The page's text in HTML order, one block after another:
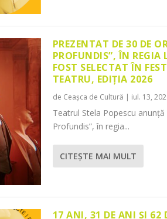
PREZENTAT DE 30 DE
PROFUNDIS”, ÎN
FOST SELECTAT ÎN
TEATRU, EDIȚIA 2026
de Ceașca de Cultură | iul. 13,
Teatrul Stela Popescu
Profundis”, în regia...
CITEŞTE MAI MULT
17 ANI, 31 DE ANI ȘI 62